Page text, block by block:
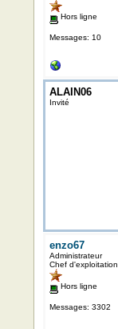
Hors ligne
Messages: 10
ALAIN06
Invité
enzo67
Administrateur
Chef d'exploitation
Hors ligne
Messages: 3302